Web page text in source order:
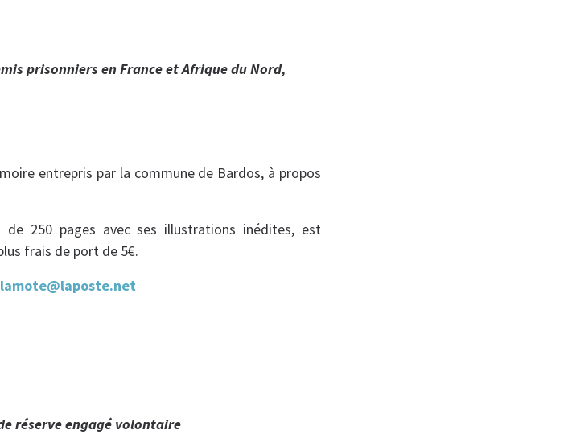
prisonniers en France et Afrique du Nord,
entrepris par la commune de Bardos, à propos
250 pages avec ses illustrations inédites, est
frais de port de 5€.
réserve engagé volontaire